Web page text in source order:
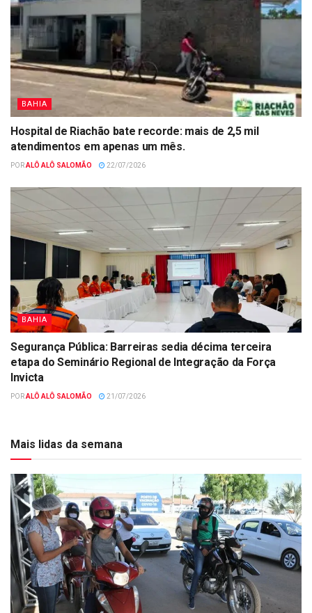
BAHIA
Hospital de Riachão bate recorde: mais de 2,5 mil
atendimentos em apenas um mês.
PORALÔ ALÔ SALOMÃO 22/07/2026
BAHIA
Segurança Pública: Barreiras sedia décima terceira
etapa do Seminário Regional de Integração da Força
Invicta
PORALÔ ALÔ SALOMÃO 21/07/2026
Mais lidas da semana